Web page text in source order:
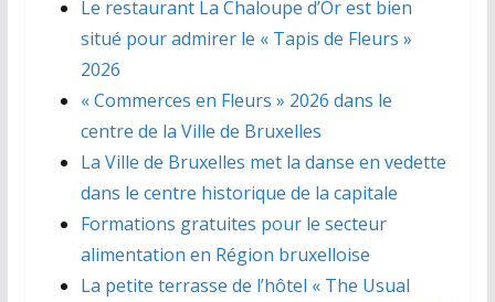
Le restaurant La Chaloupe d’Or est bien
situé pour admirer le « Tapis de Fleurs »
2026
« Commerces en Fleurs » 2026 dans le
centre de la Ville de Bruxelles
La Ville de Bruxelles met la danse en vedette
dans le centre historique de la capitale
Formations gratuites pour le secteur
alimentation en Région bruxelloise
La petite terrasse de l’hôtel « The Usual